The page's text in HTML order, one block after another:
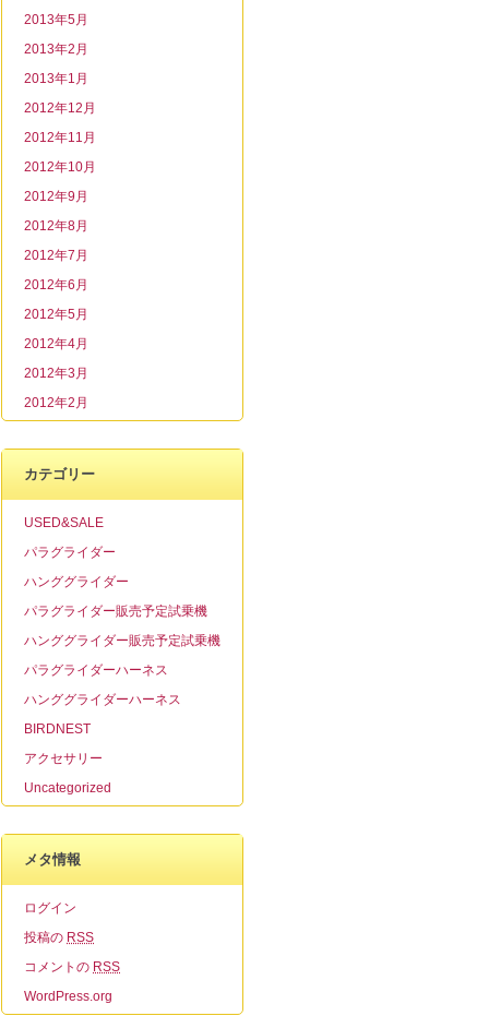
2013年5月
2013年2月
2013年1月
2012年12月
2012年11月
2012年10月
2012年9月
2012年8月
2012年7月
2012年6月
2012年5月
2012年4月
2012年3月
2012年2月
カテゴリー
USED&SALE
パラグライダー
ハンググライダー
パラグライダー販売予定試乗機
ハンググライダー販売予定試乗機
パラグライダーハーネス
ハンググライダーハーネス
BIRDNEST
アクセサリー
Uncategorized
メタ情報
ログイン
投稿の RSS
コメントの RSS
WordPress.org